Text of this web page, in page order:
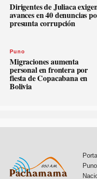
Dirigentes de Juliaca
avances en 40 denuncias
presunta corrupción
Puno
Migraciones aumenta
personal en frontera por
fiesta de Copacabana en
Bolivia
Puno